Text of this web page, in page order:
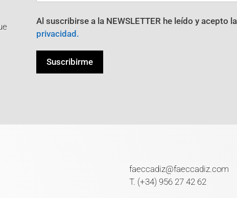
Al suscribirse a la NEWSLETTER he leído y acepto la
privacidad.
faeccadiz@faeccadiz.com
T. (+34) 956 27 42 62